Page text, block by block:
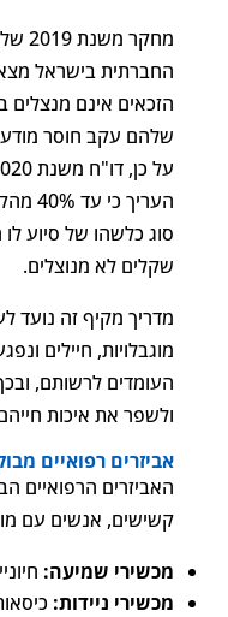
הזכאים אינם
שלהם עקב חוסר
העריך
סוג כלשהו של סיוע
שקלים לא מנוצלים.
מדריך מקיף זה נועד
מוגבלויות, חיילים
העומדים לרשותם,
ולשפר את איכות
אביזרים רפואיים
האביזרים הרפואיים
קשישים, אנשים עם
מכשירי שמיעה:
מכשירי ניידות: